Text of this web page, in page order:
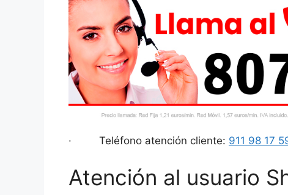
· Teléfono atención cliente: 911 98 17
Atención al usuario